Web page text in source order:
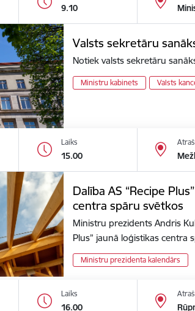
9.10
Valsts sekretāru
Notiek valsts sekretāru
Ministru kabinets Valsts
Laiks
15.00
Dalība AS “Recipe
centra spāru svētkos
Ministru prezidents Andris
Plus” jaunā loģistikas centra
Ministru prezidenta kalendārs
Laiks
16.00